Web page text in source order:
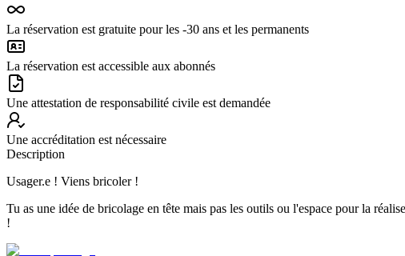
La réservation est gratuite pour les -30 ans et les permanents
La réservation est accessible aux abonnés
Une attestation de responsabilité civile est demandée
Une accréditation est nécessaire
Description
Usager.e ! Viens bricoler !
Tu as une idée de bricolage en tête mais pas les outils ou l'espace pour la
!